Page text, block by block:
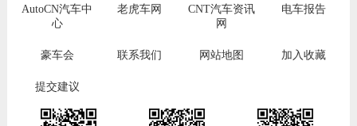
AutoCN汽车中
心
老虎车网
CNT汽车资讯
网
电车报告
豪车会 联系我们 网站地图 加入收藏
提交建议